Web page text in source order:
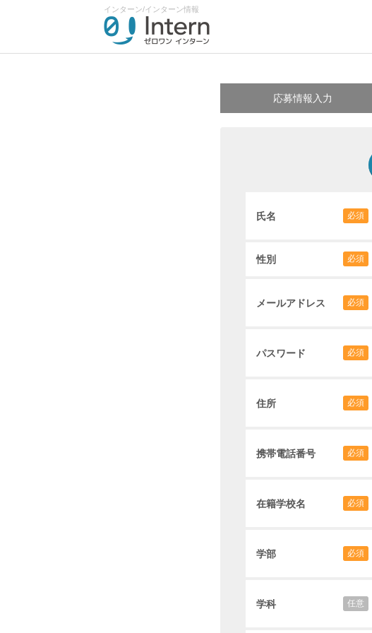
インターン/インターン情報
応募情報入力
氏名 必須
性別 必須
メールアドレス 必須
パスワード 必須
住所 必須
携帯電話番号 必須
在籍学校名 必須
学部 必須
学科 任意